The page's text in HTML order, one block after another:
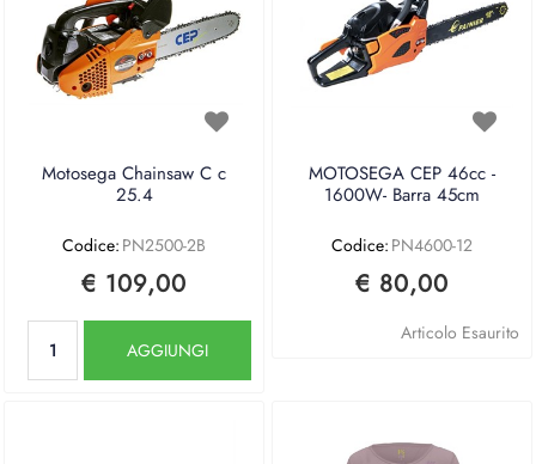
Motosega Chainsaw C c
25.4
Codice: PN2500-2B
€ 109,00
AGGIUNGI
MOTOSEGA CEP 46cc -
1600W- Barra 45cm
Codice: PN4600-12
€ 80,00
Articolo Esaurito